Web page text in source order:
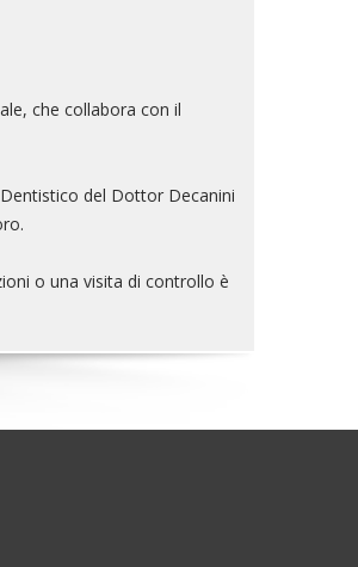
che collabora con il
del Dottor Decanini
o una visita di controllo è